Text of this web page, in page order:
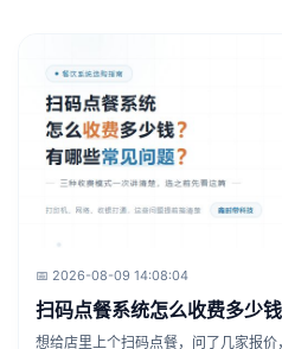
📅 2026-08-09 14:08:04
扫码点餐系统怎么收费多少
想给店里上个扫码点餐，问了几家报